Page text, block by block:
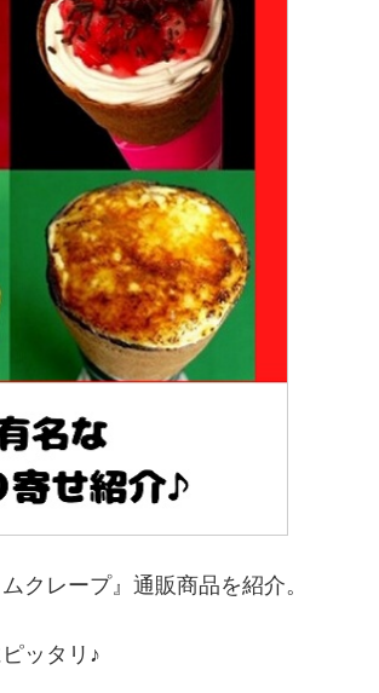
クレープ』通販商品を紹介。
ッタリ♪